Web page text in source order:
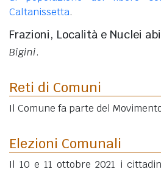
Caltanissetta.
Frazioni, Località e Nuclei
Bigini.
Reti di Comuni
Il Comune fa parte del
Elezioni Comunali
Il 10 e 11 ottobre 2021 i